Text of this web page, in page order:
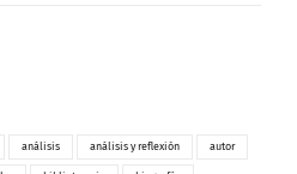
análisis análisis y reflexión autor